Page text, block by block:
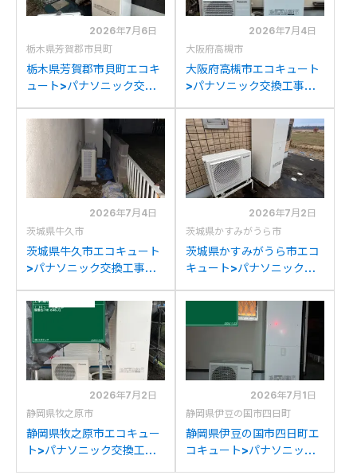
2026年7月6日
栃木県芳賀郡市貝町
栃木県芳賀郡市貝町エコキ
ュート>パナソニック交換
TU46KFVからパナソニッ
クHE-S46LQSへの交換
2026年7月4日
大阪府高槻市
大阪府高槻市エコキュート
>パナソニック交換工事施
EQN46LFVからパナソニ
ックHE-S46LQSへの交換
2026年7月4日
茨城県牛久市
茨城県牛久市エコキュート
>パナソニック交換工事施
370SEQからパナソニック
HE-S46LQSへの交換
2026年7月2日
茨城県かすみがうら市
茨城県かすみがうら市エコ
キュート>パナソニック交
ックHE-K37BQからパナソ
ニックHE-S46LQSへの交
2026年7月2日
静岡県牧之原市
静岡県牧之原市エコキュー
ト>パナソニック交換工事
2026年7月1日
静岡県伊豆の国市四日町
静岡県伊豆の国市四日町エ
コキュート>パナソニック